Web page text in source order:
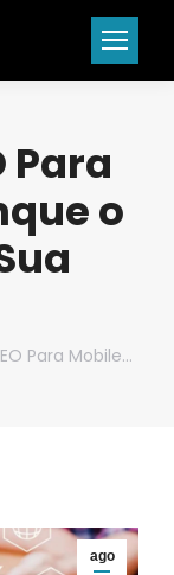
Para
o
Para Mobile…
ago